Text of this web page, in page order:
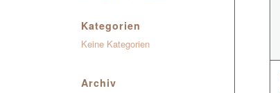
Kategorien
Keine Kategorien
Archiv